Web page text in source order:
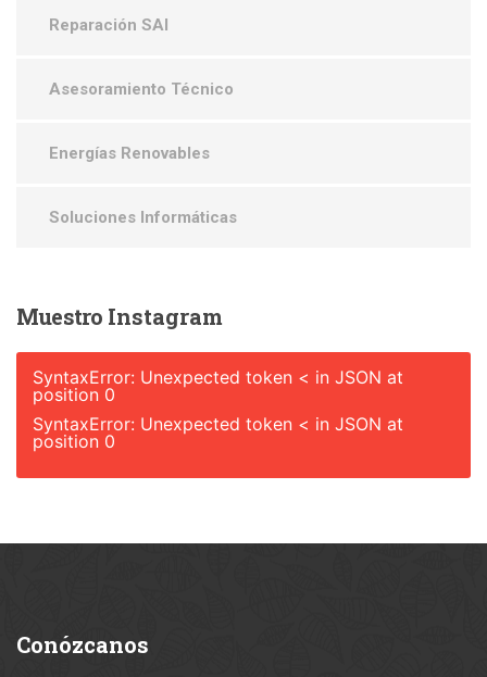
Reparación SAI
Asesoramiento Técnico
Energías Renovables
Soluciones Informáticas
Muestro Instagram
SyntaxError: Unexpected token < in JSON at
position 0
SyntaxError: Unexpected token < in JSON at
position 0
Conózcanos